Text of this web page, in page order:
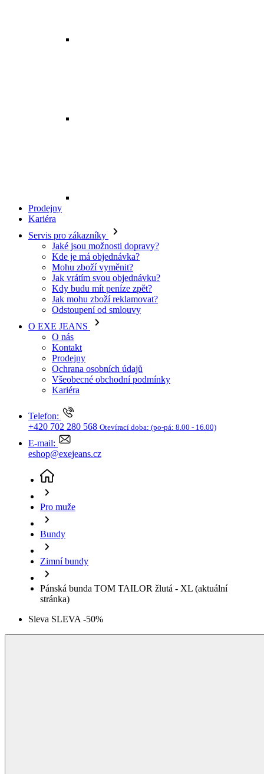
Mohu zboží vyměnit?
Jak vrátím svou objednávku?
Kdy budu mít peníze zpět?
Jak mohu zboží reklamovat?
Odstoupení od smlouvy
O EXE JEANS
O nás
Kontakt
Prodejny
Ochrana osobních údajů
Všeobecné obchodní podmínky
Kariéra
Telefon:
+420 702 280 568
E-mail:
eshop@exejeans.cz
Pro muže
Zimní bundy
Pánská bunda TOM TAILOR žlutá - XL
stránka)
Sleva SLEVA -50%